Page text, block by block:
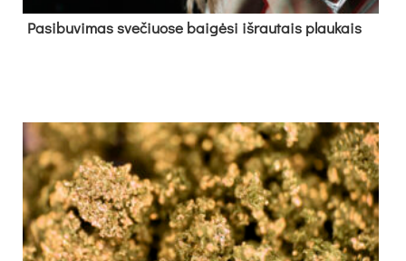
Pa­si­bu­vi­mas sve­čiuo­se bai­gė­si iš­rau­tais plau­kais